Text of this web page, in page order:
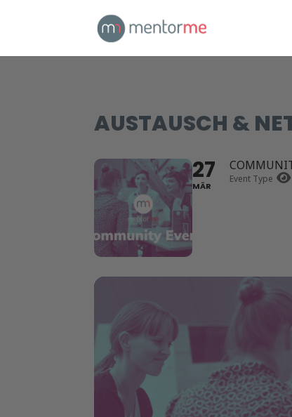
AUSTAUSCH &
27
MÄR
Event Type